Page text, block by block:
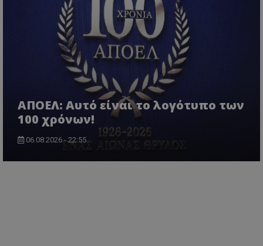
ΑΠΟΕΛ: Αυτό είναι το λογότυπο των
100 χρόνων!
06.08.2026 - 22:55